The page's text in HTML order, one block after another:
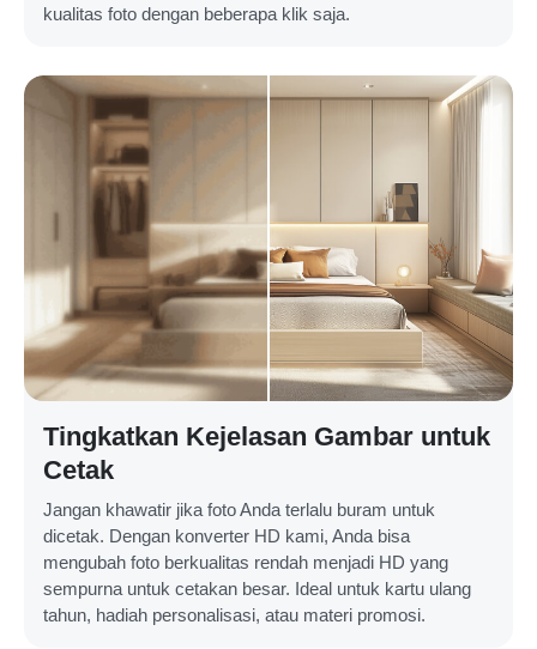
kualitas foto dengan beberapa klik saja.
Tingkatkan Kejelasan Gambar untuk
Cetak
Jangan khawatir jika foto Anda terlalu buram untuk
dicetak. Dengan konverter HD kami, Anda bisa
mengubah foto berkualitas rendah menjadi HD yang
sempurna untuk cetakan besar. Ideal untuk kartu ulang
tahun, hadiah personalisasi, atau materi promosi.